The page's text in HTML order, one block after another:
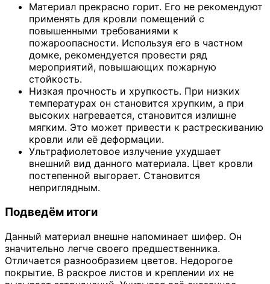
Материал прекрасно горит. Его не рекомендуют
применять для кровли помещений с
повышенными требованиями к
пожароопасности. Используя его в частном
домке, рекомендуется провести ряд
мероприятий, повышающих пожарную
стойкость.
Низкая прочность и хрупкость. При низких
температурах он становится хрупким, а при
высоких нагревается, становится излишне
мягким. Это может привести к растрескиванию
кровли или её деформации.
Ультрафиолетовое излучение ухудшает
внешний вид данного материала. Цвет кровли
постепенной выгорает. Становится
неприглядным.
Подведём итоги
Данный материал внешне напоминает шифер. Он
значительно легче своего предшественника.
Отличается разнообразием цветов. Недорогое
покрытие. В раскрое листов и креплении их не